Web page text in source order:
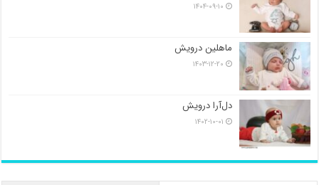
۱۴۰۴-۰۹-۱۰
ماهلین درویش
۱۴۰۳-۱۲-۲۰
دل‌آرا درویش
۱۴۰۲-۱۰-۰۱